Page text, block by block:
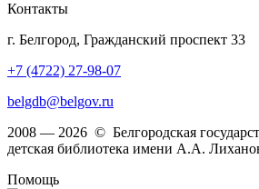
Контакты
г. Белгород, Гражданский проспект 33
+7 (4722) 27-98-07
belgdb@belgov.ru
2008 — 2026 © Белгородская
детская библиотека имени А.А.
Помощь